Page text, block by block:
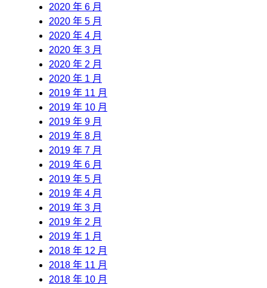
2020 年 6 月
2020 年 5 月
2020 年 4 月
2020 年 3 月
2020 年 2 月
2020 年 1 月
2019 年 11 月
2019 年 10 月
2019 年 9 月
2019 年 8 月
2019 年 7 月
2019 年 6 月
2019 年 5 月
2019 年 4 月
2019 年 3 月
2019 年 2 月
2019 年 1 月
2018 年 12 月
2018 年 11 月
2018 年 10 月